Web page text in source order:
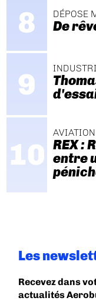
DÉPOSE
De
REX :
entre
Les
Recevez dans
actualités